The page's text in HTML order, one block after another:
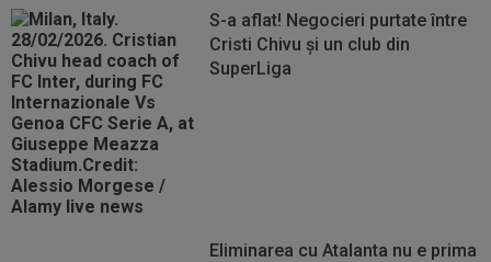
S-a aflat! Negocieri purtate între
Cristi Chivu și un club din
SuperLiga
Eliminarea cu Atalanta nu e prima